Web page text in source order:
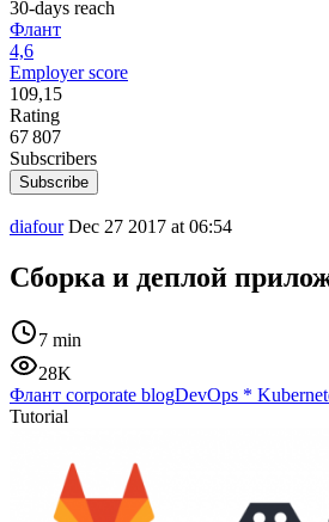
30-days reach
Флант
4,6
Employer score
109,15
Rating
67 807
Subscribers
Subscribe
diafourDec 27 2017 at 06:54
Сборка и дeплой
7 min
28K
Флант corporate blogDevOps *
Tutorial